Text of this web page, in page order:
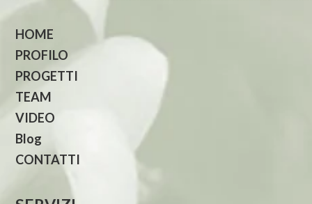
HOME
PROFILO
PROGETTI
TEAM
VIDEO
Blog
CONTATTI